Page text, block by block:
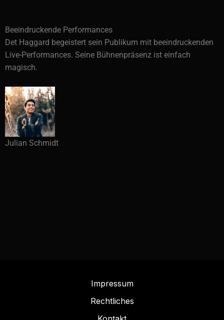
Beeindruckende Performances
Det Haggard begeistert sein Publikum mit beeindruckenden
Live-Performances. Seine Bühnenpräsenz ist einfach
magisch.
Julian Schmidt
Impressum
Rechtliches